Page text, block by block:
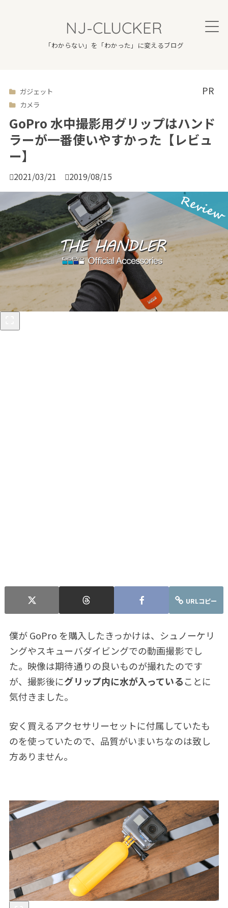
NJ-CLUCKER
「わからない」を「わかった」に変えるブログ

ガジェット
カメラ
GoPro 水中撮影用グリップはハンド
ラーが一番使いやすかった【レビュ
ー】
2021/03/21 2019/08/15
URLコピー
僕が GoPro を購入したきっかけは、シュノーケリ
ングやスキューバダイビングでの動画撮影でし
た。映像は期待通りの良いものが撮れたのです
が、撮影後にグリップ内に水が入っていることに
気付きました。
安く買えるアクセサリーセットに付属していたも
のを使っていたので、品質がいまいちなのは致し
方ありません。